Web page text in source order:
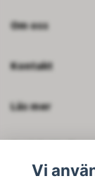
Om oss
Kontakt
Läs mer
Vi